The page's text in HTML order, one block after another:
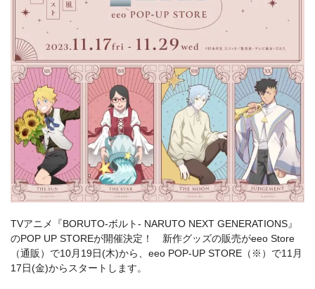
TVアニメ『BORUTO-ボルト- NARUTO NEXT GENERATIONS』
のPOP UP STOREが開催決定！ 新作グッズの販売がeeo Store
（通販）で10月19日(木)から、eeo POP-UP STORE（※）で11月
17日(金)からスタートします。